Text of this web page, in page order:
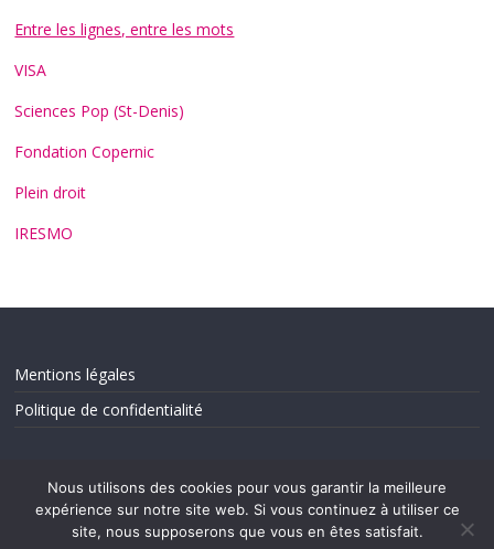
Entre les lignes, entre les mots
VISA
Sciences Pop (St-Denis)
Fondation Copernic
Plein droit
IRESMO
Mentions légales
Politique de confidentialité
Nous utilisons des cookies pour vous garantir la meilleure
expérience sur notre site web. Si vous continuez à utiliser ce
site, nous supposerons que vous en êtes satisfait.